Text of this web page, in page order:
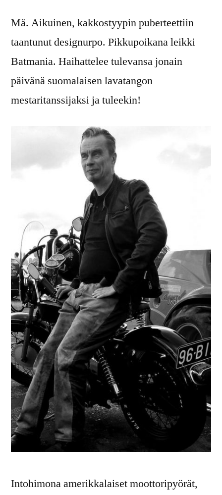
Mä. Aikuinen, kakkostyypin puberteettiin
taantunut designurpo. Pikkupoikana leikki
Batmania. Haihattelee tulevansa jonain
päivänä suomalaisen lavatangon
mestaritanssijaksi ja tuleekin!
Intohimona amerikkalaiset moottoripyörät,